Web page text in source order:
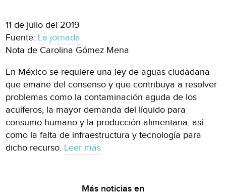
11 de julio del 2019
Fuente: La jornada
Nota de Carolina Gómez Mena
En México se requiere una ley de aguas ciudadana
que emane del consenso y que contribuya a resolver
problemas como la contaminación aguda de los
acuíferos, la mayor demanda del líquido para
consumo humano y la producción alimentaria, así
como la falta de infraestructura y tecnología para
dicho recurso. Leer más
Más noticias en